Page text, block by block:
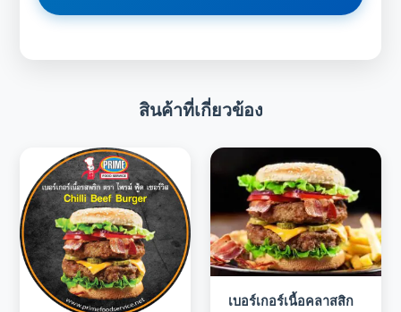
สินค้าที่เกี่ยวข้อง
เบอร์เกอร์เนื้อคลาสสิก